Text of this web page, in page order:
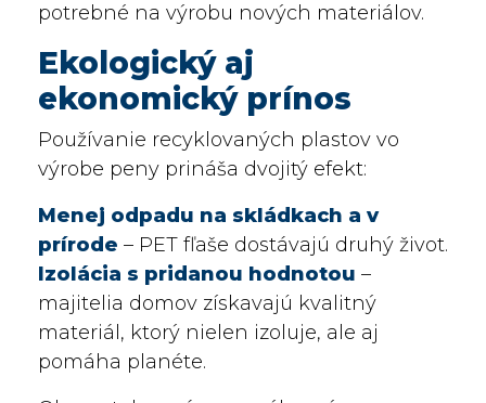
potrebné na výrobu nových materiálov.
Ekologický aj
ekonomický prínos
Používanie recyklovaných plastov vo
výrobe peny prináša dvojitý efekt:
Menej odpadu na skládkach a v
prírode – PET fľaše dostávajú druhý život.
Izolácia s pridanou hodnotou –
majitelia domov získavajú kvalitný
materiál, ktorý nielen izoluje, ale aj
pomáha planéte.